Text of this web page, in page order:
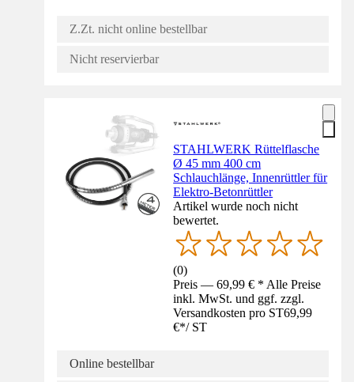
Z.Zt. nicht online bestellbar
Nicht reservierbar
STAHLWERK Rüttelflasche
Ø 45 mm 400 cm
Schlauchlänge, Innenrüttler für
Elektro-Betonrüttler
Artikel wurde noch nicht
bewertet.
(0)
Preis — 69,99 € * Alle Preise
inkl. MwSt. und ggf. zzgl.
Versandkosten pro ST69,99
€*/ ST
Online bestellbar